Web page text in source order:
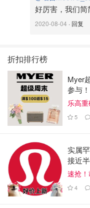
好厉害，我们
2020-08-04 · 回复
折扣排行榜
Myer
参与！
乐高
5
实属
接近
速抢
4